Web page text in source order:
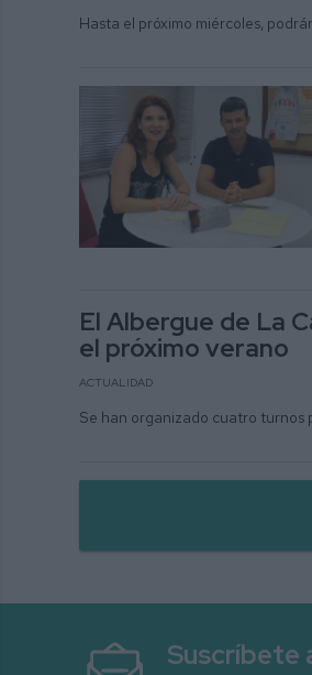
Hasta el próximo miércoles,
El Albergue de La
el próximo verano
ACTUALIDAD
Se han organizado cuatro turnos
Suscríbete